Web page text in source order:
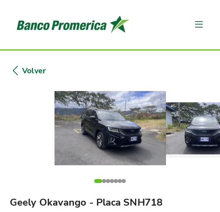
Volver
Geely Okavango - Placa SNH718